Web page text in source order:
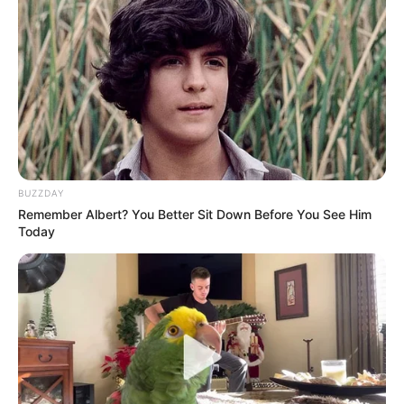
engagement ici est idéal. Avec une position
favorable derrière l’autostart et un bon parcours, il
a tout pour viser la victoire.
6 – BILO JEPSON
Bilo Jepson est un modèle de régularité, surtout
lorsqu’il évolue déferré des quatre pieds. Bien que
la victoire lui échappe depuis un certain temps, il
excelle sur ce type de tracé rapide. Associé à Jean-
Michel Bazire, il a les moyens de décrocher une
place dans les cinq premiers.
BUZZDAY
Remember Albert? You Better Sit Down Before You See Him
Today